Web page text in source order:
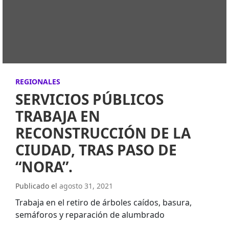
REGIONALES
SERVICIOS PÚBLICOS
TRABAJA EN
RECONSTRUCCIÓN DE LA
CIUDAD, TRAS PASO DE
“NORA”.
Publicado el agosto 31, 2021
Trabaja en el retiro de árboles caídos, basura,
semáforos y reparación de alumbrado